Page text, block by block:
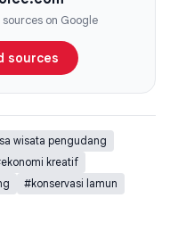
on Google
sources
wisata pengudang
kreatif
#konservasi lamun